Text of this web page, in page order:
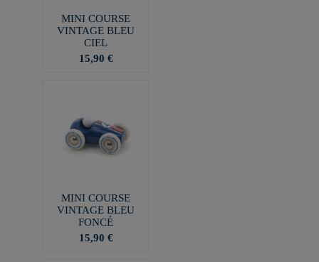
MINI COURSE
VINTAGE BLEU
CIEL
15,90 €
MINI COURSE
VINTAGE BLEU
FONCÉ
15,90 €